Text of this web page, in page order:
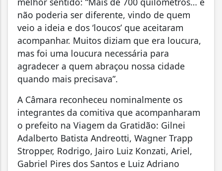
não poderia ser diferente, vindo de quem
veio a ideia e dos ‘loucos’ que aceitaram
acompanhar. Muitos diziam que era loucura,
mas foi uma loucura necessária para
agradecer a quem abraçou nossa cidade
quando mais precisava”.
A Câmara reconheceu nominalmente os
integrantes da comitiva que acompanharam
o prefeito na Viagem da Gratidão: Gilnei
Adalberto Batista Andreotti, Wagner Trapp
Stropper, Rodrigo, Jairo Luiz Konzati, Ariel,
Gabriel Pires dos Santos e Luiz Adriano